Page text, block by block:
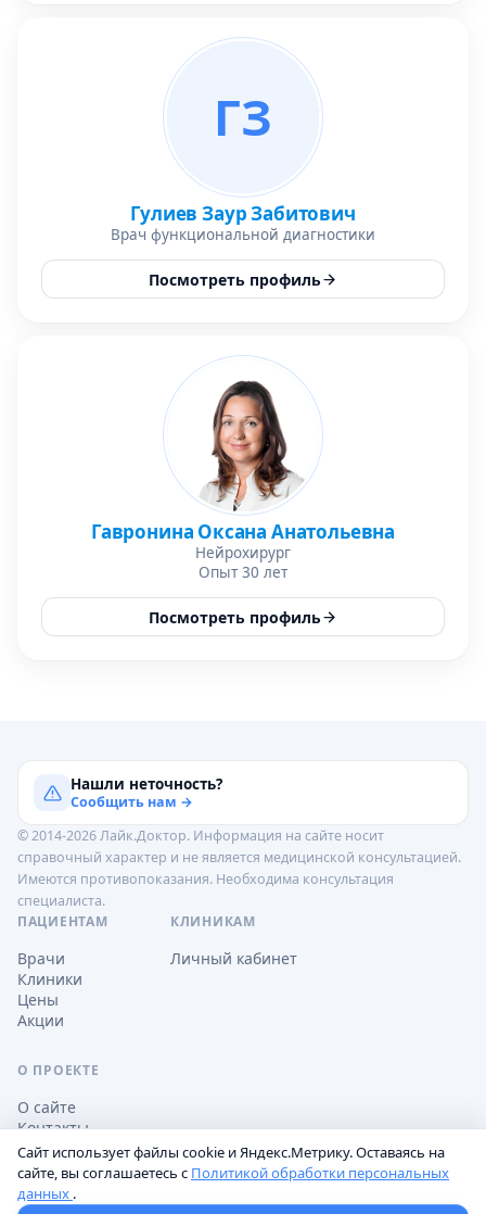
ГЗ
Гулиев Заур Забитович
Врач функциональной диагностики
Посмотреть профиль
Гавронина Оксана Анатольевна
Нейрохирург
Опыт 30 лет
Посмотреть профиль
Нашли неточность?
Сообщить нам →
© 2014-2026 Лайк.Доктор. Информация на сайте носит
справочный характер и не является медицинской консультацией.
Имеются противопоказания. Необходима консультация
специалиста.
ПАЦИЕНТАМ
Врачи
Клиники
Цены
Акции
КЛИНИКАМ
Личный кабинет
О ПРОЕКТЕ
О сайте
Контакты
Обработка персональных данных
Сайт использует файлы cookie и Яндекс.Метрику. Оставаясь на
сайте, вы соглашаетесь с Политикой обработки персональных
данных .